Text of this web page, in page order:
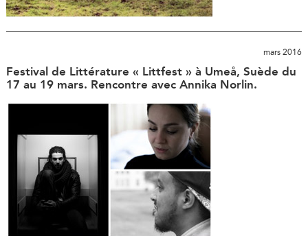
mars 2016
Festival de Littérature « Littfest » à Umeå, Suède du
17 au 19 mars. Rencontre avec Annika Norlin.